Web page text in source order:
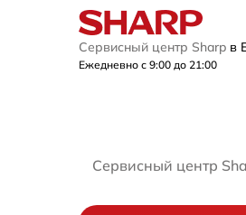
Сервисный центр Sharp в
Ежедневно с 9:00 до 21:00
Сервисный центр